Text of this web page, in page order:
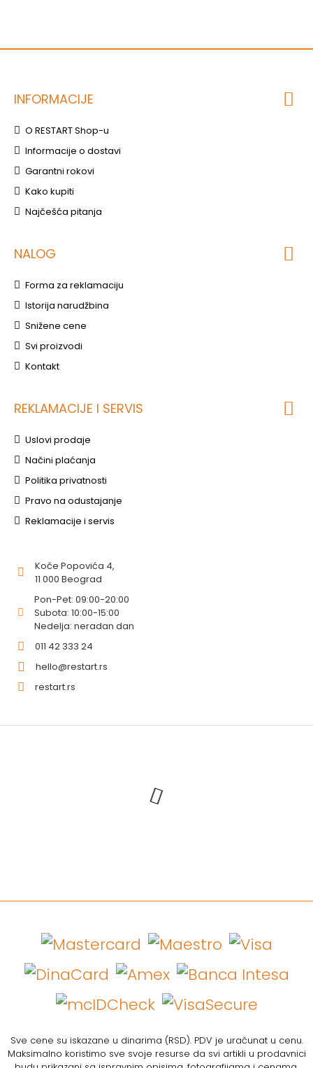
INFORMACIJE
O RESTART Shop-u
Informacije o dostavi
Garantni rokovi
Kako kupiti
Najčešća pitanja
NALOG
Forma za reklamaciju
Istorija narudžbina
Snižene cene
Svi proizvodi
Kontakt
REKLAMACIJE I SERVIS
Uslovi prodaje
Načini plaćanja
Politika privatnosti
Pravo na odustajanje
Reklamacije i servis
Koče Popovića 4,
11 000 Beograd
Pon-Pet: 09:00-20:00
Subota: 10:00-15:00
Nedelja: neradan dan
011 42 333 24
hello@restart.rs
restart.rs
Sve cene su iskazane u dinarima (RSD). PDV je uračunat u cenu.
Maksimalno koristimo sve svoje resurse da svi artikli u prodavnici